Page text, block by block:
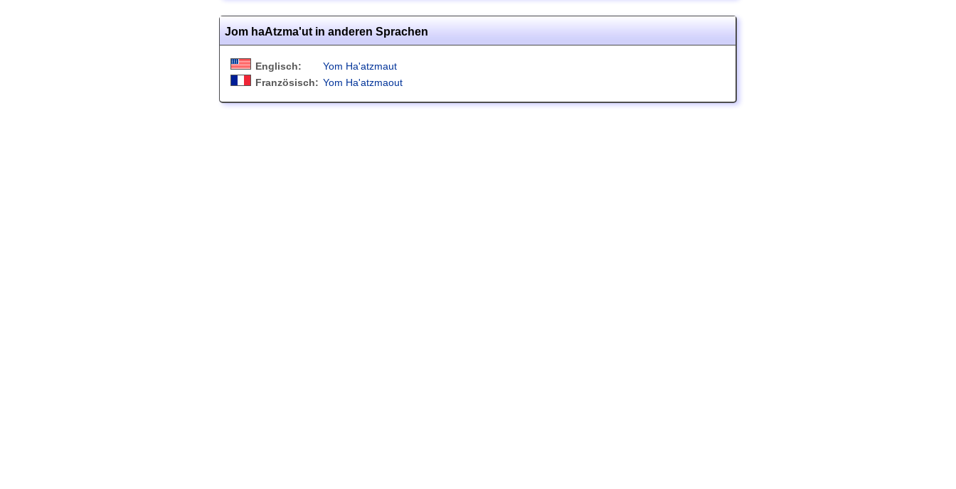
Jom haAtzma'ut in anderen Sprachen
Englisch:
Yom Ha'atzmaut
Französisch: Yom Ha'atzmaout